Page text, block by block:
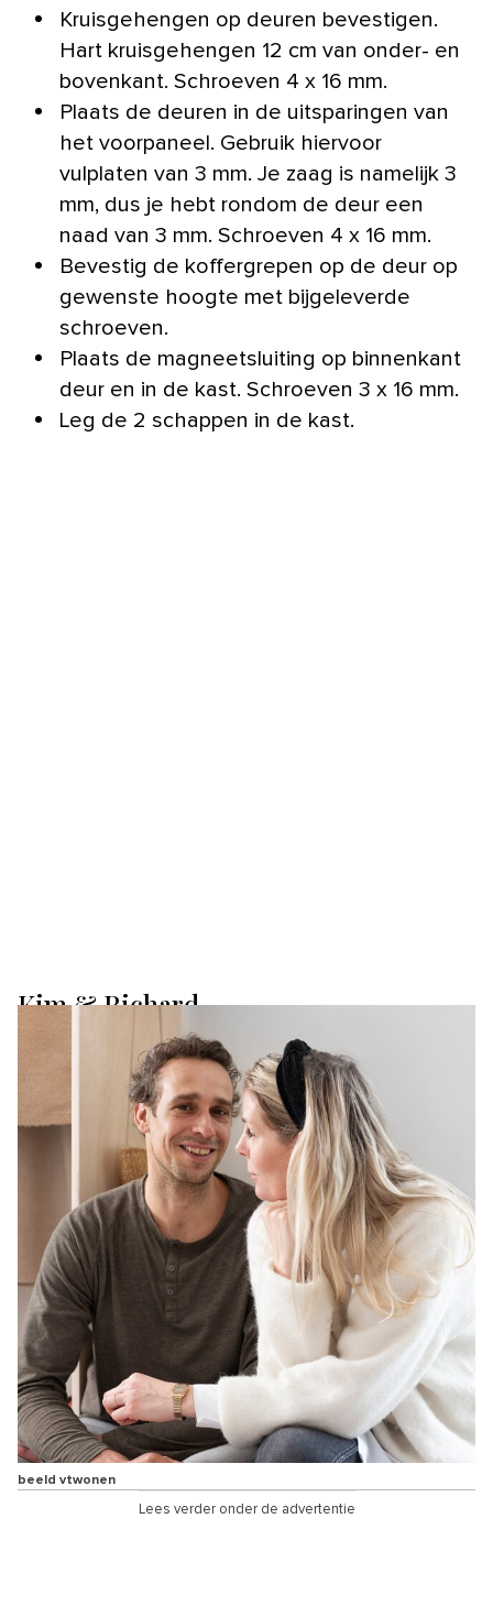
Kruisgehengen op deuren bevestigen.
Hart kruisgehengen 12 cm van onder- en
bovenkant. Schroeven 4 x 16 mm.
Plaats de deuren in de uitsparingen van
het voorpaneel. Gebruik hiervoor
vulplaten van 3 mm. Je zaag is namelijk 3
mm, dus je hebt rondom de deur een
naad van 3 mm. Schroeven 4 x 16 mm.
Bevestig de koffergrepen op de deur op
gewenste hoogte met bijgeleverde
schroeven.
Plaats de magneetsluiting op binnenkant
deur en in de kast. Schroeven 3 x 16 mm.
Leg de 2 schappen in de kast.
Kim & Richard
beeld vtwonen
Lees verder onder de advertentie